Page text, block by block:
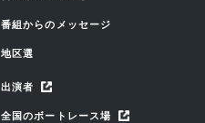
番組からのメッセージ
地区選
出演者
全国のボートレース場